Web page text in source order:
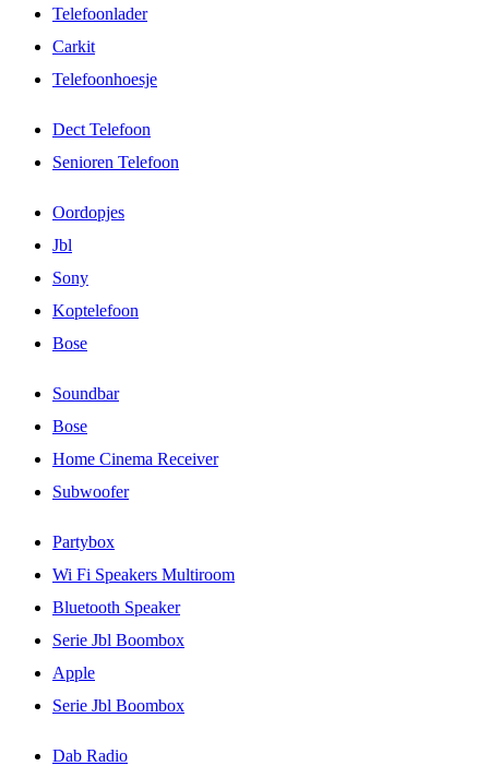
Telefoonlader
Carkit
Telefoonhoesje
Dect Telefoon
Senioren Telefoon
Oordopjes
Jbl
Sony
Koptelefoon
Bose
Soundbar
Bose
Home Cinema Receiver
Subwoofer
Partybox
Wi Fi Speakers Multiroom
Bluetooth Speaker
Serie Jbl Boombox
Apple
Serie Jbl Boombox
Dab Radio